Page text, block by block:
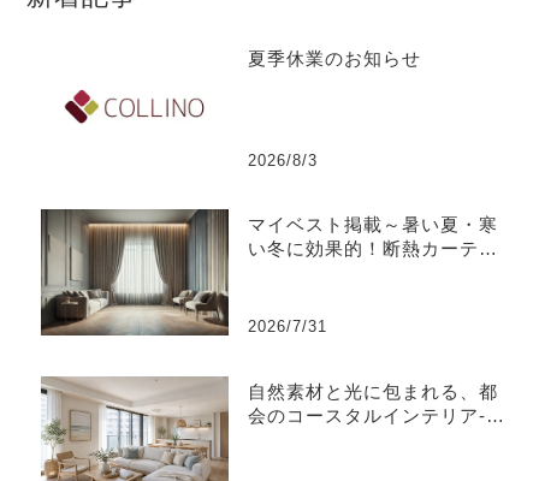
夏季休業のお知らせ
2026/8/3
マイベスト掲載～暑い夏・寒
い冬に効果的！断熱カーテン
2026/7/31
自然素材と光に包まれる、都
会のコースタルインテリア-江